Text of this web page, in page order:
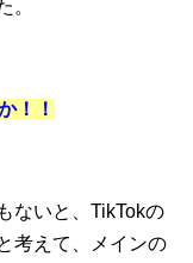
。
！！
ないと、TikTokの
考えて、メインの